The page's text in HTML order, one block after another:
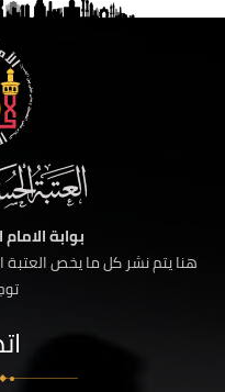
بوابة
هنا يتم نشر كل ما يخص